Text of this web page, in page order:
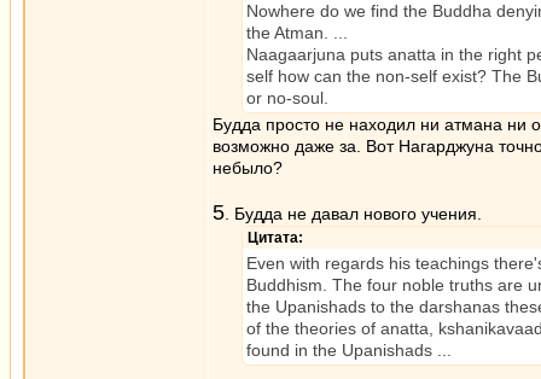
Nowhere do we find the Buddha
the Atman. ...
Naagaarjuna puts anatta in the right
self how can the non-self exist? The
or no-soul.
Будда просто не находил ни атмана ни
возможно даже за. Вот Нагарджуна
небыло?
5 . Будда не давал нового учения.
Цитата:
Even with regards his teachings
Buddhism. The four noble truths are
the Upanishads to the darshanas
of the theories of anatta,
found in the Upanishads ...